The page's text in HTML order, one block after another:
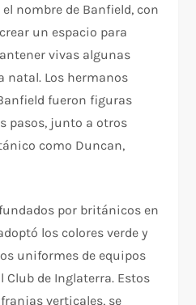
nombre de Banfield, con
un espacio para
vivas algunas
natal. Los hermanos
fueron figuras
pasos, junto a otros
como Duncan,
por británicos en
los colores verde y
uniformes de equipos
Club de Inglaterra. Estos
verticales, se